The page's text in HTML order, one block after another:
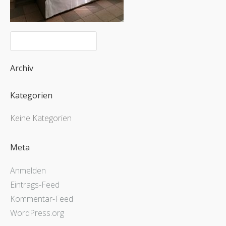
Archiv
Kategorien
Keine Kategorien
Meta
Anmelden
Eintrags-Feed
Kommentar-Feed
WordPress.org